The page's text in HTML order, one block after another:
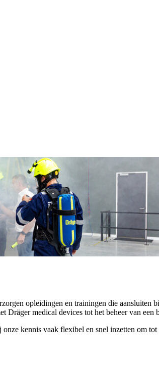
opleidingen en trainingen die
Dräger medical devices tot het beheer van
kennis vaak flexibel en snel inzetten om